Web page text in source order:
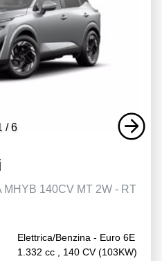
/ 6
140CV MT 2W - RT
Elettrica/Benzina - Euro 6E
1.332 cc , 140 CV (103KW)